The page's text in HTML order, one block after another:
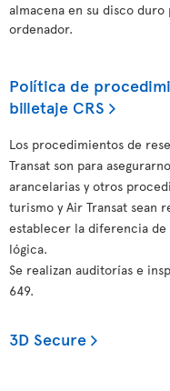
almacena en su disco
ordenador.
Política de
billetaje CRS
Los procedimientos de
Transat son para
arancelarias y otros
turismo y Air Transat sean
establecer la diferencia de
lógica.
Se realizan auditorías e
649.
3D Secure